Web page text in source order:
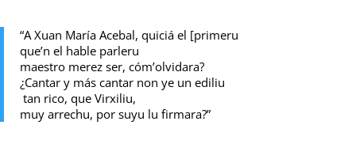
“A Xuan María Acebal, quiciá el [primeru
que’n el hable parleru
maestro merez ser, cóm’olvidara?
¿Cantar y más cantar non ye un ediliu
tan rico, que Virxiliu,
muy arrechu, por suyu lu firmara?”